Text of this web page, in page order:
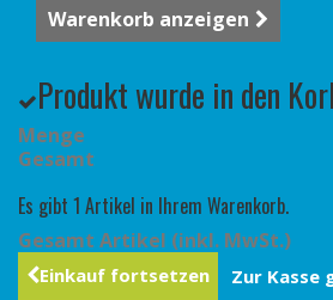
Warenkorb anzeigen
Produkt wurde in den
Menge
Gesamt
Es gibt 1 Artikel in Ihrem Warenkorb.
Gesamt Artikel (inkl. MwSt.)
Einkauf fortsetzen Zur Kasse